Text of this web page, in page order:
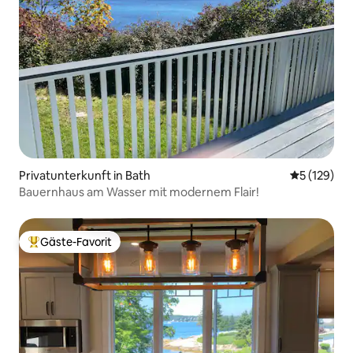
Privatunterkunft in Bath
5 (129)
Bauernhaus am Wasser mit modernem Flair!
Beliebter Gäste-Favorit.
Gäste-Favorit